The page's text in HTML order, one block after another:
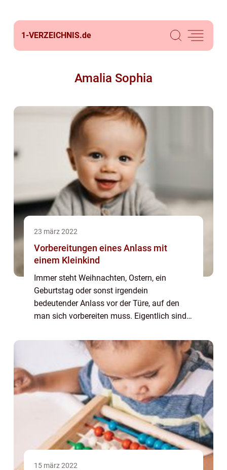
1-VERZEICHNIS.de
Amalia Sophia
23 märz 2022
Vorbereitungen eines Anlass mit
einem Kleinkind
Immer steht Weihnachten, Ostern, ein
Geburtstag oder sonst irgendein
bedeutender Anlass vor der Türe, auf den
man sich vorbereiten muss. Eigentlich sind
macht einander Freuden, schenkt einander
Liebe und feier...
15 märz 2022